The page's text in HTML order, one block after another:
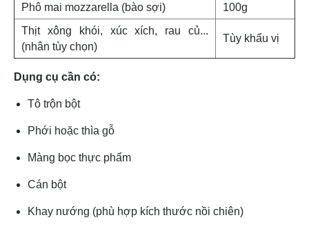
Phô mai mozzarella (bào sợi)
100g
Thịt xông khói, xúc xích, rau củ...
(nhân tùy chọn)
Tùy khẩu vị
Dụng cụ cần có:
Tô trộn bột
Phới hoặc thìa gỗ
Màng bọc thực phẩm
Cán bột
Khay nướng (phù hợp kích thước nồi chiên)